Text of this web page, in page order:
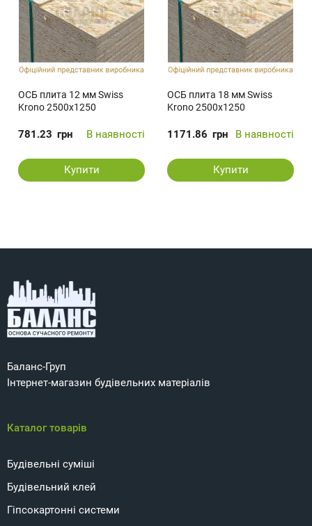
ОСБ плита 12 мм Swiss
Krono 2500х1250
781.23 грн В наявності
Купити
ОСБ плита 18 мм Swiss
Krono 2500х1250
1171.86 грн В наявності
Купити
Баланс-Груп
Інтернет-магазин будівельних матеріалів
Каталог товарів
Будівельні суміші
Будівельний клей
Гіпсокартонні системи